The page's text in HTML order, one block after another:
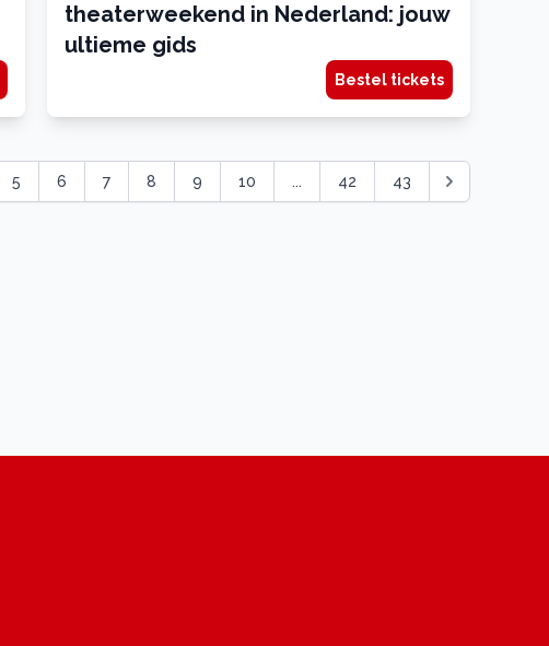
theaterweekend in Nederland: jouw
ultieme gids
Bestel tickets
5 6 7 8 9 10 ... 42 43